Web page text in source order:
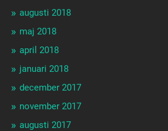
augusti 2018
maj 2018
april 2018
januari 2018
december 2017
november 2017
augusti 2017